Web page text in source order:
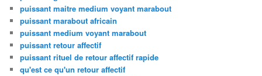
puissant maitre medium voyant marabout
puissant marabout africain
puissant medium voyant marabout
puissant retour affectif
puissant rituel de retour affectif rapide
qu'est ce qu'un retour affectif